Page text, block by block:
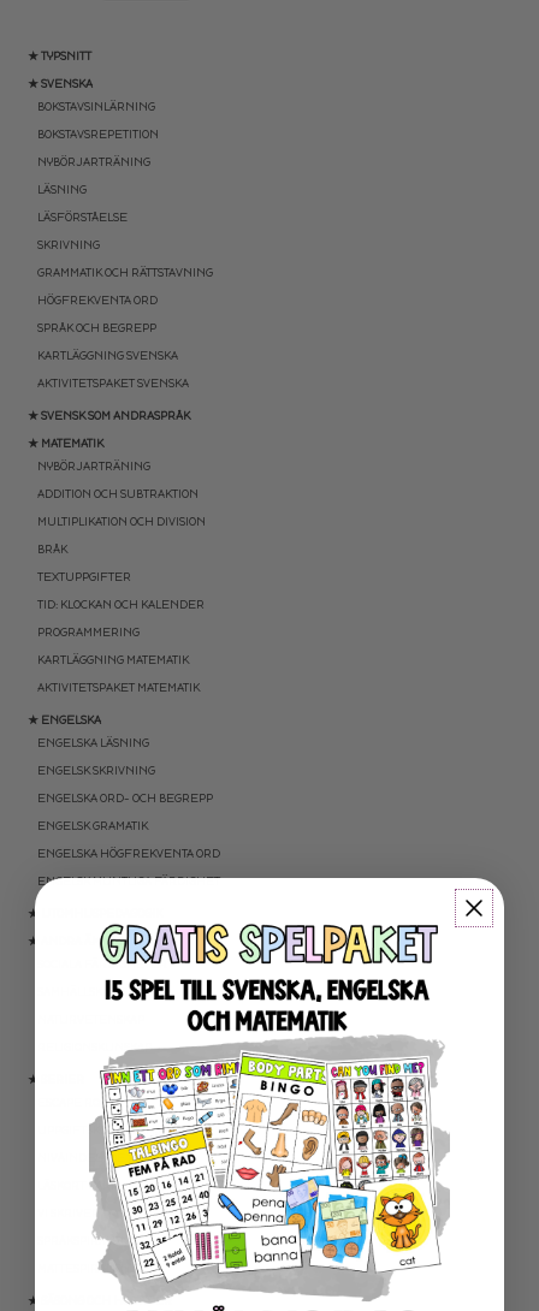
★ TYPSNITT
★ SVENSKA
BOKSTAVSINLÄRNING
BOKSTAVSREPETITION
NYBÖRJARTRÄNING
LÄSNING
LÄSFÖRSTÅELSE
SKRIVNING
GRAMMATIK OCH RÄTTSTAVNING
HÖGFREKVENTA ORD
SPRÅK OCH BEGREPP
KARTLÄGGNING SVENSKA
AKTIVITETSPAKET SVENSKA
★ SVENSK SOM ANDRASPRÅK
★ MATEMATIK
NYBÖRJARTRÄNING
ADDITION OCH SUBTRAKTION
MULTIPLIKATION OCH DIVISION
BRÅK
TEXTUPPGIFTER
TID: KLOCKAN OCH KALENDER
PROGRAMMERING
KARTLÄGGNING MATEMATIK
AKTIVITETSPAKET MATEMATIK
★ ENGELSKA
ENGELSKA LÄSNING
ENGELSK SKRIVNING
ENGELSKA ORD- OCH BEGREPP
ENGELSK GRAMATIK
ENGELSKA HÖGFREKVENTA ORD
ENGELSK MUNTLIGA FÄRDIGHET
★ UTOMHUSPEDAGOGIK
★ ANDRA ÄMNEN
SOCIALA FÄRDIGHETER
SAMHÄLLSKUNSKAP
RELIGIONSKUNSKAP
★ SERIER
ESCAPE ROOMS
UPPGIFTSKORT SVENSKA
NIVÅINDELADE LÄSTEXTER
LÄSKORT FAKTA
VI SKRIVER
SPRÅKSPIRALEN
MATTESPIRALEN
★ SÄSONG OCH HÖGTIDER